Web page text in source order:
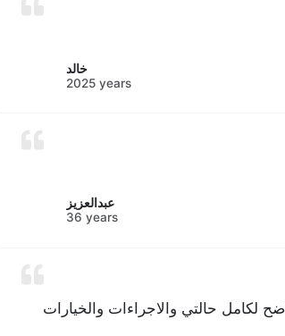
خالد
2025 years
عبدالعزيز
36 years
حالتي والاجراءات والخيارات